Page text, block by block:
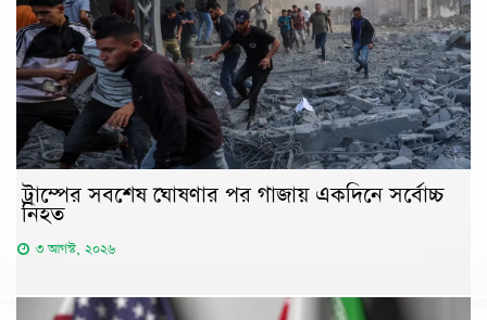
ট্রাম্পের সবশেষ ঘোষণার পর গাজায় একদিনে সর্বোচ্চ
নিহত
৩ আগস্ট, ২০২৬